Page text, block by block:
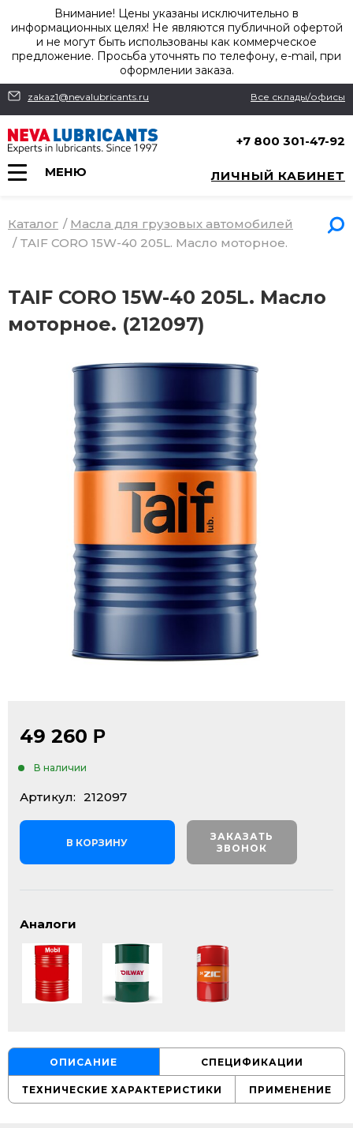
Внимание! Цены указаны исключительно в
информационных целях! Не являются публичной офертой
и не могут быть использованы как коммерческое
предложение. Просьба уточнять по телефону, e-mail, при
оформлении заказа.
zakaz1@nevalubricants.ru Все склады/офисы
+7 800 301-47-92
МЕНЮ ЛИЧНЫЙ КАБИНЕТ
Каталог / Масла для грузовых автомобилей
/ TAIF CORO 15W-40 205L. Масло моторное.
TAIF CORO 15W-40 205L. Масло
моторное. (212097)
49 260 Р
В наличии
Артикул: 212097
В КОРЗИНУ
ЗАКАЗАТЬ
ЗВОНОК
Аналоги
ОПИСАНИЕ СПЕЦИФИКАЦИИ
ТЕХНИЧЕСКИЕ ХАРАКТЕРИСТИКИ ПРИМЕНЕНИЕ